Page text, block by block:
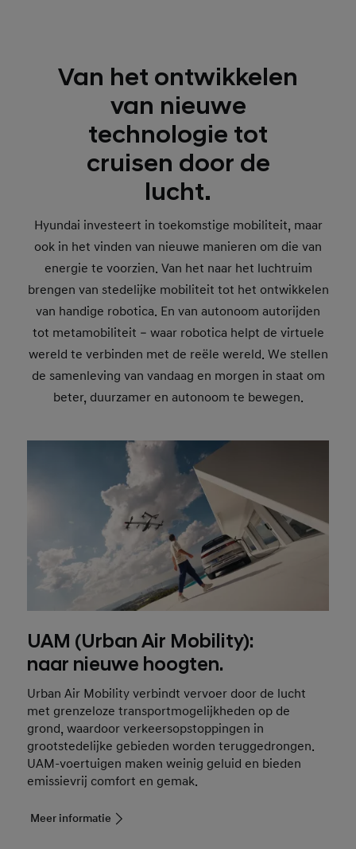
Van het ontwikkelen
van nieuwe
technologie tot
cruisen door de
lucht.
Hyundai investeert in toekomstige mobiliteit, maar
ook in het vinden van nieuwe manieren om die van
energie te voorzien. Van het naar het luchtruim
brengen van stedelijke mobiliteit tot het ontwikkelen
van handige robotica. En van autonoom autorijden
tot metamobiliteit – waar robotica helpt de virtuele
wereld te verbinden met de reële wereld. We stellen
de samenleving van vandaag en morgen in staat om
beter, duurzamer en autonoom te bewegen.
UAM (Urban Air Mobility):
naar nieuwe hoogten.
Urban Air Mobility verbindt vervoer door de lucht
met grenzeloze transportmogelijkheden op de
grond, waardoor verkeersopstoppingen in
grootstedelijke gebieden worden teruggedrongen.
UAM-voertuigen maken weinig geluid en bieden
emissievrij comfort en gemak.
Meer informatie